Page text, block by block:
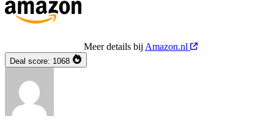
Meer details bij Amazon.nl
Deal score: 1068